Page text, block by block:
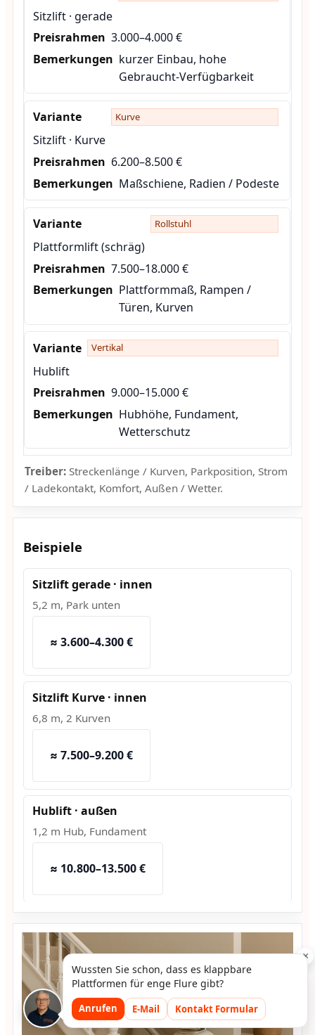
Sitzlift · gerade
3.000–4.000 €
kurzer Einbau, hohe
Gebraucht-Verfügbarkeit
Kurve
Sitzlift · Kurve
6.200–8.500 €
Maßschiene, Radien / Podeste
Rollstuhl
Plattformlift (schräg)
7.500–18.000 €
Plattformmaß, Rampen /
Türen, Kurven
Vertikal
Hublift
9.000–15.000 €
Hubhöhe, Fundament,
Wetterschutz
Treiber:Streckenlänge / Kurven, Parkposition, Strom
/ Ladekontakt, Komfort, Außen / Wetter.
Beispiele
Sitzlift gerade · innen
5,2 m, Park unten
≈ 3.600–4.300 €
Sitzlift Kurve · innen
6,8 m, 2 Kurven
≈ 7.500–9.200 €
Hublift · außen
1,2 m Hub, Fundament
≈ 10.800–13.500 €
×
Wussten Sie schon, dass es klappbare
Plattformen für enge Flure gibt?
Anrufen E-Mail Kontakt Formular